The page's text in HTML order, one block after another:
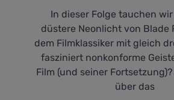
In dieser Folge tauchen
düstere Neonlicht von Blade
dem Filmklassiker mit gleich
fasziniert nonkonforme
Film (und seiner
über das